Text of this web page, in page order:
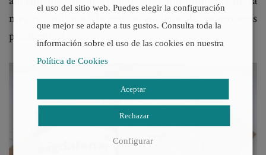
mejora continua y la gestión eficiente de sus procesos
productivos.
el uso del sitio web. Puedes elegir la configuración
que mejor se adapte a tus gustos. Consulta toda la
información sobre el uso de las cookies en nuestra
Política de Cookies
Aceptar
Rechazar
Configurar